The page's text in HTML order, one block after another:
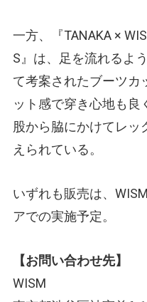
一方、『TANAKA ×
S』は、足を流れるよ
て考案されたブーツカ
ット感で穿き心地も良
股から脇にかけてレッ
えられている。
いずれも販売は、
アでの実施予定。
【お問い合わせ先】
WISM